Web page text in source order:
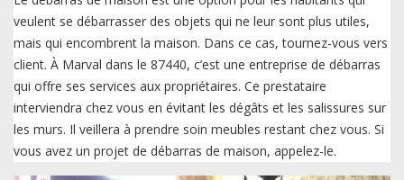
veulent se débarrasser des objets qui ne leur sont plus utiles,
mais qui encombrent la maison. Dans ce cas, tournez-vous vers
client. À Marval dans le 87440, c’est une entreprise de débarras
qui offre ses services aux propriétaires. Ce prestataire
interviendra chez vous en évitant les dégâts et les salissures sur
les murs. Il veillera à prendre soin meubles restant chez vous. Si
vous avez un projet de débarras de maison, appelez-le.